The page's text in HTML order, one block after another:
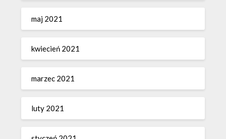
maj 2021
kwiecień 2021
marzec 2021
luty 2021